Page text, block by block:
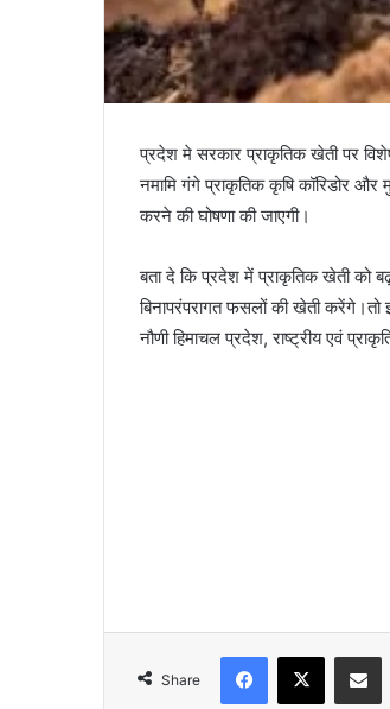
प्रदेश मे सरकार प्राकृतिक खेती पर
नमामि गंगे प्राकृतिक कृषि कॉरिडोर
करने की घोषणा की जाएगी।
बता दे कि प्रदेश में प्राकृतिक खेती को
बिनापरंपरागत फसलों की खेती करेंगे।तो
नौणी हिमाचल प्रदेश, राष्ट्रीय एवं
Share
Facebook
X